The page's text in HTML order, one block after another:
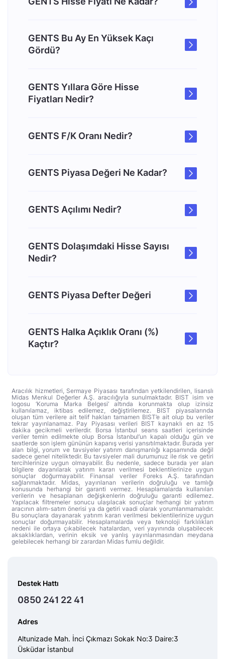
GENTS Bu Ay En Yüksek Kaçı
Gördü?
GENTS Yıllara Göre Hisse
Fiyatları Nedir?
GENTS F/K Oranı Nedir?
GENTS Piyasa Değeri Ne Kadar?
GENTS Açılımı Nedir?
GENTS Dolaşımdaki Hisse Sayısı
Nedir?
GENTS Piyasa Defter Değeri
GENTS Halka Açıklık Oranı (%)
Kaçtır?
Aracılık hizmetleri, Sermaye Piyasası tarafından yetkilendirilen, lisanslı
Midas Menkul Değerler A.Ş. aracılığıyla sunulmaktadır. BIST isim ve
logosu ‘Koruma Marka Belgesi’ altında korunmakta olup izinsiz
kullanılamaz, iktibas edilemez, değiştirilemez. BIST piyasalarında
oluşan tüm verilere ait telif hakları tamamen BIST’e ait olup bu veriler
tekrar yayınlanamaz. Pay Piyasası verileri BIST kaynaklı en az 15
dakika gecikmeli verilerdir. Borsa İstanbul seans saatleri içerisinde
veriler temin edilmekte olup Borsa İstanbul’un kapalı olduğu gün ve
saatlerde son işlem gününün kapanış verisi yansıtılmaktadır. Burada yer
alan bilgi, yorum ve tavsiyeler yatırım danışmanlığı kapsamında değil
sadece genel niteliktedir. Bu tavsiyeler mali durumunuz ile risk ve getiri
tercihlerinize uygun olmayabilir. Bu nedenle, sadece burada yer alan
bilgilere dayanılarak yatırım kararı verilmesi beklentilerinize uygun
sonuçlar doğurmayabilir. Finansal veriler Foreks A.Ş. tarafından
sağlanmaktadır. Midas, yayınlanan verilerin doğruluğu ve tamlığı
konusunda herhangi bir garanti vermez. Hesaplamalarda kullanılan
verilerin ve hesaplanan değişkenlerin doğruluğu garanti edilemez.
Yapılacak filtremeler sonucu ulaşılacak sonuçlar herhangi bir yatırım
aracının alım-satım önerisi ya da getiri vaadi olarak yorumlanmamalıdır.
Bu sonuçlara dayanarak yatırım kararı verilmesi beklentilerinize uygun
sonuçlar doğurmayabilir. Hesaplamalarda veya teknoloji farklılıkları
nedeni ile ortaya çıkabilecek hatalardan, veri yayınında oluşabilecek
aksaklıklardan, verinin eksik ve yanlış yayınlanmasından meydana
gelebilecek herhangi bir zarardan Midas fumlu değildir.
Destek Hattı
0850 241 22 41
Adres
Altunizade Mah. İnci Çıkmazı Sokak No:3 Daire:3
Üsküdar İstanbul